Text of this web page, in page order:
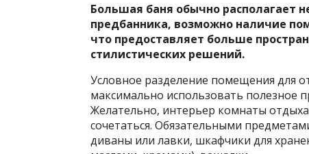
Большая баня обычно располагает
предбанника, возможно наличие
что предоставляет больше
стилистических решений.
Условное разделение помещения для
максимально использовать полезное
Желательно, интерьер комнаты
сочетаться. Обязательными
диваны или лавки, шкафчики для